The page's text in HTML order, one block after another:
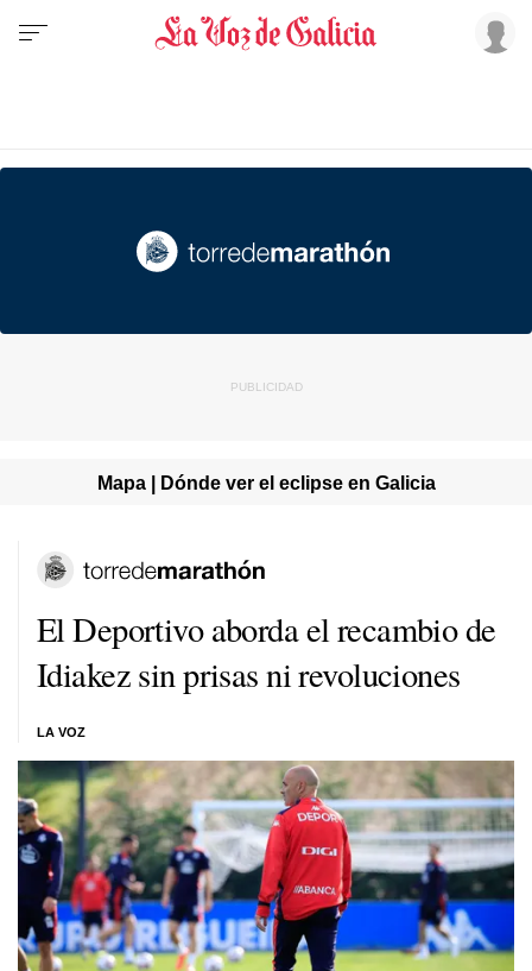
Mapa | Dónde ver el eclipse en Galicia
El Deportivo aborda el recambio de
Idiakez sin prisas ni revoluciones
LA VOZ